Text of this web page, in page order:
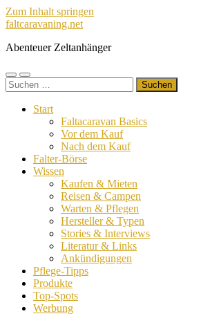
Zum Inhalt springen
faltcaravaning.net
Abenteuer Zeltanhänger
Mobile-
Menü
Suchfeld
ein-/ausblenden
Suchen
nach:
Start
Faltacaravan Basics
Vor dem Kauf
Nach dem Kauf
Falter-Börse
Wissen
Kaufen & Mieten
Reisen & Campen
Warten & Pflegen
Hersteller & Typen
Stories & Interviews
Literatur & Links
Ankündigungen
Pflege-Tipps
Produkte
Top-Spots
Werbung